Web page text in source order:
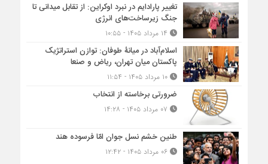
تغییر پارادایم در نبرد اوکراین: از تقابل میدانی تا
جنگ زیرساخت‌های انرژی
اسلام‌آباد در میانۀ طوفان: توازن استراتژیک
پاکستان میان تهران، ریاض و صنعا
۱۰ مرداد ۱۴۰۵ - ۱۱:۵۴
ضرورتی برخاسته از انتخاب
طنین خشم نسل جوان امّا فرسوده هند
۰۶ مرداد ۱۴۰۵ - ۱۲:۴۲